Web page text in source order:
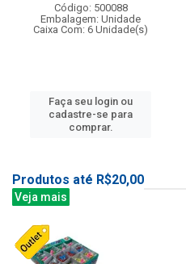
Código: 500088
Embalagem: Unidade
Caixa Com: 6 Unidade(s)
Faça seu login ou
cadastre-se para
comprar.
Produtos até R$20,00
Veja mais